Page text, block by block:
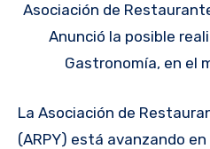
Asociación de
Anunció la posible
Gastronomía, en el
La Asociación de Restaurantes de Paraguay
(ARPY) está avanzando